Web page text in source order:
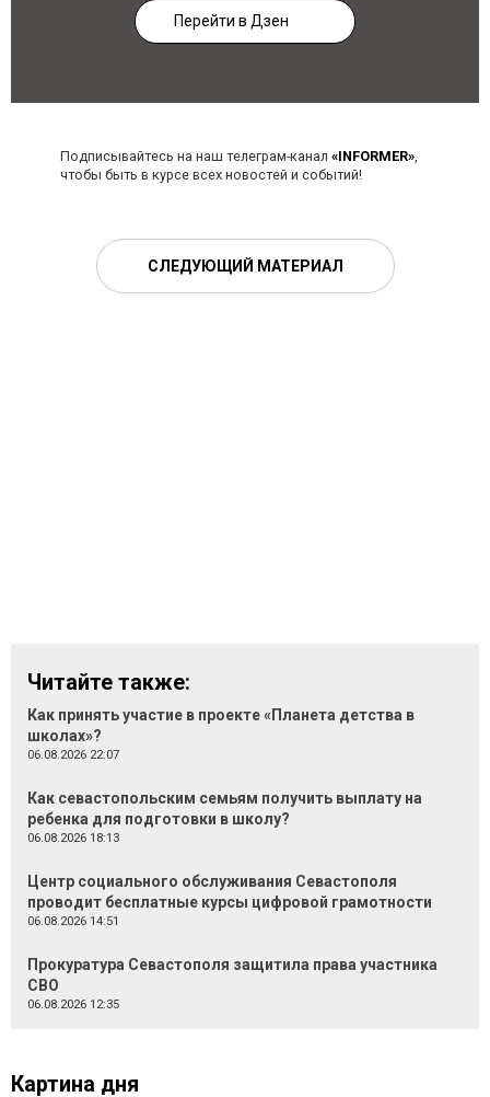
Перейти в Дзен
Подписывайтесь на наш телеграм-канал «INFORMER»,
чтобы быть в курсе всех новостей и событий!
СЛЕДУЮЩИЙ МАТЕРИАЛ
Читайте также:
Как принять участие в проекте «Планета детства в
школах»?
06.08.2026 22:07
Как севастопольским семьям получить выплату на
ребенка для подготовки в школу?
06.08.2026 18:13
Центр социального обслуживания Севастополя
проводит бесплатные курсы цифровой грамотности
06.08.2026 14:51
Прокуратура Севастополя защитила права участника
СВО
06.08.2026 12:35
Картина дня